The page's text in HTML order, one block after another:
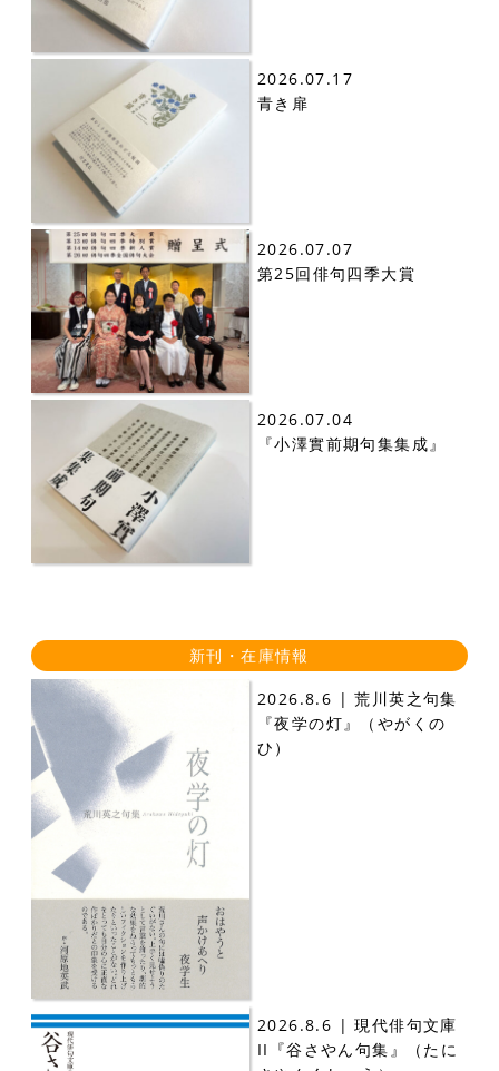
2026.07.17
青き扉
2026.07.07
第25回俳句四季大賞
2026.07.04
『小澤實前期句集集成』
新刊・在庫情報
2026.8.6 | 荒川英之句集
『夜学の灯』（やがくの
ひ）
2026.8.6 | 現代俳句文庫
II『谷さやん句集』（たに